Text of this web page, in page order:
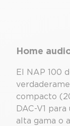
Home
El NAP 100
compacto
DAC-V1
alta gama o